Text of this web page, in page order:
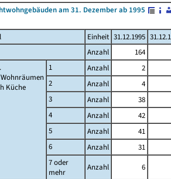
am 31. Dezember ab 1995
Einheit 31.12.1995
Anzahl 164
Küche
1 Anzahl 2
2
Anzahl 4
3
Anzahl 38
4
Anzahl 42
5
Anzahl 41
6
Anzahl 31
7 oder
mehr
Anzahl 6